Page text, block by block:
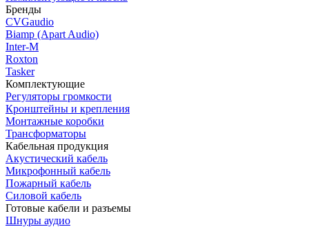
Бренды
CVGaudio
Biamp (Apart Audio)
Inter-M
Roxton
Tasker
Комплектующие
Регуляторы громкости
Кронштейны и крепления
Монтажные коробки
Трансформаторы
Кабельная продукция
Акустический кабель
Микрофонный кабель
Пожарный кабель
Силовой кабель
Готовые кабели и разъемы
Шнуры аудио